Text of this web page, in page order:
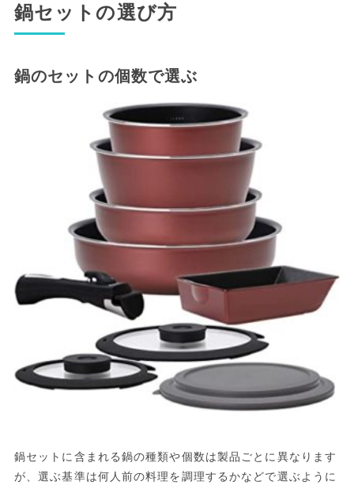
鍋セットの選び方
鍋のセットの個数で選ぶ
鍋セットに含まれる鍋の種類や個数は製品ごとに異なります
が、選ぶ基準は何人前の料理を調理するかなどで選ぶように